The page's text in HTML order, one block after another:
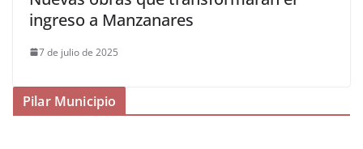
ingreso a Manzanares
7 de julio de 2025
Pilar Municipio